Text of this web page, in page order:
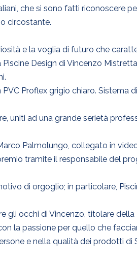
che si sono fatti riconoscere
circostante.
e la voglia di futuro che
Design di Vincenzo
Proflex grigio chiaro. Sistema
uniti ad una grande serietà
Palmolungo, collegato in
tramite il responsabile del
di orgoglio; in particolare,
occhi di Vincenzo, titolare della
la passione per quello che
e nella qualità dei prodotti di